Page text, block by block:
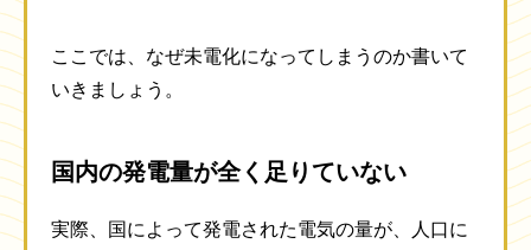
ここでは、なぜ未電化になってしまうのか書いて
いきましょう。
国内の発電量が全く足りていない
実際、国によって発電された電気の量が、人口に